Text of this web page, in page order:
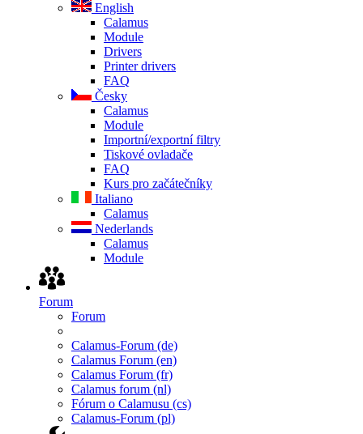
English
Calamus
Module
Drivers
Printer drivers
FAQ
Česky
Calamus
Module
Importní/exportní filtry
Tiskové ovladače
FAQ
Kurs pro začátečníky
Italiano
Calamus
Nederlands
Calamus
Module
Forum
Forum
Calamus-Forum (de)
Calamus Forum (en)
Calamus Forum (fr)
Calamus forum (nl)
Fórum o Calamusu (cs)
Calamus-Forum (pl)